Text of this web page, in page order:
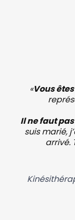
«Vous
Il ne faut
suis marié,
arrivé.